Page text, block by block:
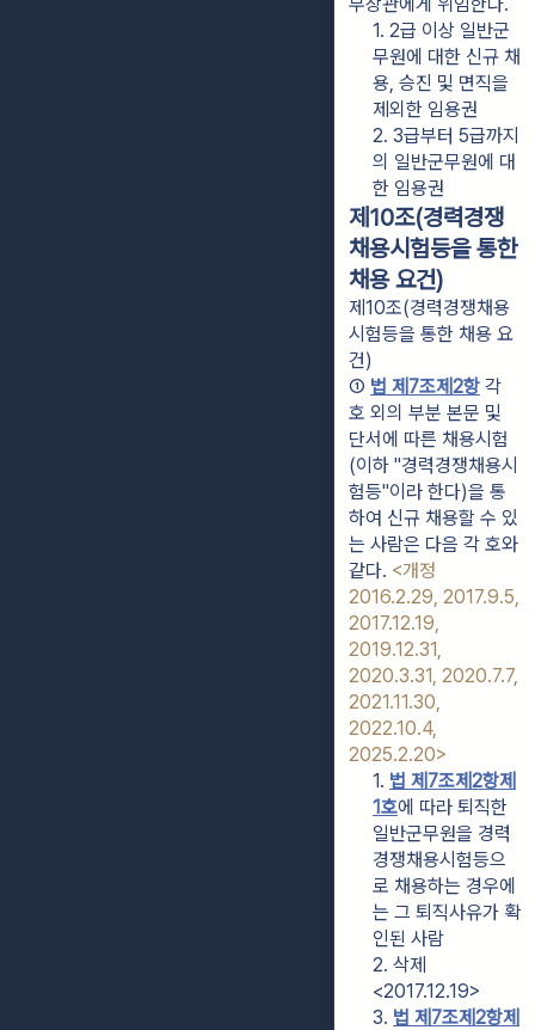
1. 2급 이상 일반군
무원에 대한 신규 채
용, 승진 및 면직을
제외한 임용권
2. 3급부터 5급까지
의 일반군무원에 대
한 임용권
제10조(경력경쟁
채용시험등을 통한
채용 요건)
제10조(경력경쟁채용
시험등을 통한 채용 요
건)
① 법 제7조제2항 각
호 외의 부분 본문 및
단서에 따른 채용시험
(이하 "경력경쟁채용시
험등"이라 한다)을 통
하여 신규 채용할 수 있
는 사람은 다음 각 호와
같다. <개정
2016.2.29, 2017.9.5,
2017.12.19,
2019.12.31,
2020.3.31, 2020.7.7,
2021.11.30,
2022.10.4,
2025.2.20>
1. 법 제7조제2항제
1호에 따라 퇴직한
일반군무원을 경력
경쟁채용시험등으
로 채용하는 경우에
는 그 퇴직사유가 확
인된 사람
2. 삭제
<2017.12.19>
3. 법 제7조제2항제